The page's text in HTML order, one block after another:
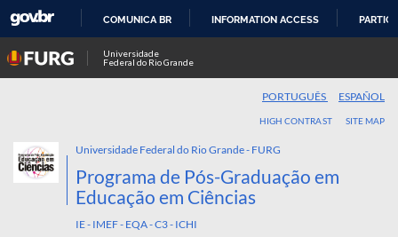
COMUNICA BR INFORMATION ACCESS
Universidade
Federal do Rio Grande
PORTUGUÊS ESPAÑOL
HIGH CONTRAST SITE MAP
Universidade Federal do Rio Grande - FURG
Programa de Pós-Graduação em
Educação em Ciências
IE - IMEF - EQA - C3 - ICHI